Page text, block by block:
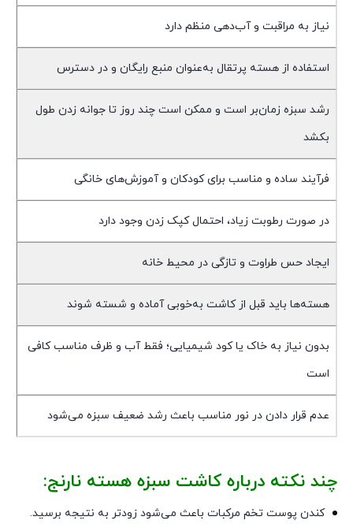
نیاز به مراقبت و آب‌دهی منظم دارد
استفاده از هسته پرتقال به‌عنوان منبع رایگان و در دسترس
رشد سبزه زمان‌بر است و ممکن است چند روز تا جوانه زدن طول
بکشد
فرآیند ساده و مناسب برای کودکان و آموزش‌های خانگی
در صورت رطوبت زیاد، احتمال کپک زدن وجود دارد
ایجاد حس طراوت و تازگی در محیط خانه
هسته‌ها باید قبل از کاشت به‌خوبی آماده و شسته شوند
بدون نیاز به خاک یا کود شیمیایی؛ فقط آب و ظرف مناسب کافی
است
عدم قرار دادن در نور مناسب باعث رشد ضعیف سبزه می‌شود
چند نکته درباره کاشت سبزه هسته نارنج:
کندن پوست تخم مرکبات باعث می‌شود زودتر به نتیجه برسید.